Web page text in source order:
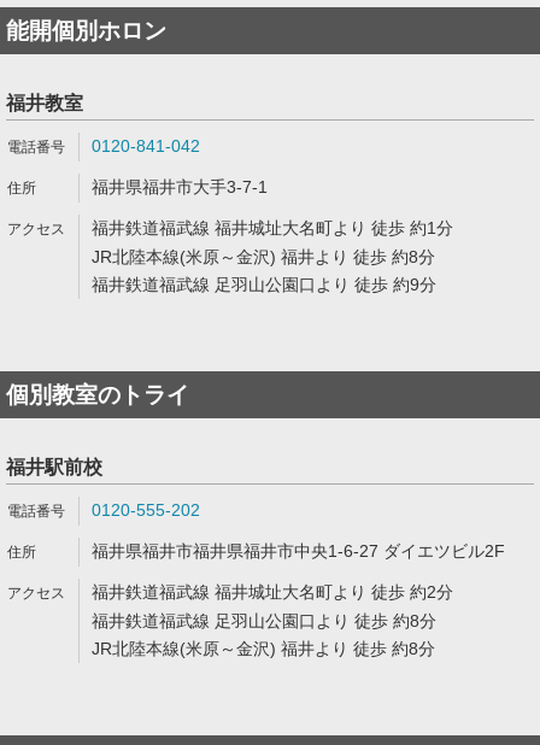
能開個別ホロン
福井教室
0120-841-042
福井県福井市大手3-7-1
福井鉄道福武線 福井城址大名町より 徒歩 約1分
JR北陸本線(米原～金沢) 福井より 徒歩 約8分
福井鉄道福武線 足羽山公園口より 徒歩 約9分
個別教室のトライ
福井駅前校
0120-555-202
福井県福井市福井県福井市中央1-6-27 ダイエツビル2F
福井鉄道福武線 福井城址大名町より 徒歩 約2分
福井鉄道福武線 足羽山公園口より 徒歩 約8分
JR北陸本線(米原～金沢) 福井より 徒歩 約8分